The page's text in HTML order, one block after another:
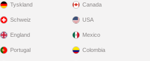
Tyskland
Schweiz
England
Portugal
Canada
USA
Mexico
Colombia